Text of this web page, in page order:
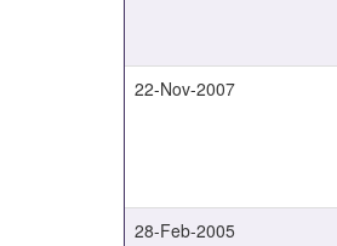
22-Nov-2007
28-Feb-2005